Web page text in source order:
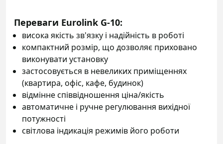
Переваги Eurolink G-10:
висока якість зв'язку і надійність в роботі
компактний розмір, що дозволяє приховано
виконувати установку
застосовується в невеликих приміщеннях
(квартира, офіс, кафе, будинок)
відмінне співвідношення ціна/якість
автоматичне і ручне регулювання вихідної
потужності
світлова індикація режимів його роботи